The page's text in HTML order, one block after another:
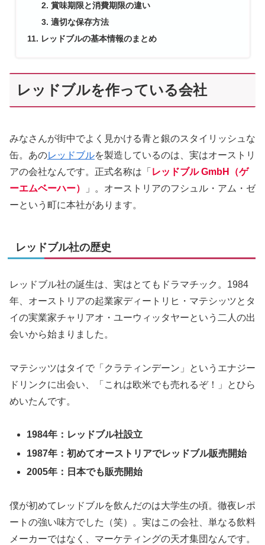
賞味期限と消費期限の違い
適切な保存方法
レッドブルの基本情報のまとめ
レッドブルを作っている会社
みなさんが街中でよく見かける青と銀のスタイリッシュな
缶。あのレッドブルを製造しているのは、実はオーストリ
アの会社なんです。正式名称は「 レッドブル GmbH（ゲ
ーエムベーハー）
」。オーストリアのフシュル・アム・ゼ
ーという町に本社があります。
レッドブル社の歴史
レッドブル社の誕生は、実はとてもドラマチック。1984
年、オーストリアの起業家ディートリヒ・マテシッツとタ
イの実業家チャリアオ・ユーウィッタヤーという二人の出
会いから始まりました。
マテシッツはタイで「クラティンデーン」というエナジー
ドリンクに出会い、「これは欧米でも売れるぞ！」とひら
めいたんです。
1984年：レッドブル社設立
1987年：初めてオーストリアでレッドブル販売開始
2005年：日本でも販売開始
僕が初めてレッドブルを飲んだのは大学生の頃。徹夜レポ
ートの強い味方でした（笑）。実はこの会社、単なる飲料
メーカーではなく、マーケティングの天才集団なんです。